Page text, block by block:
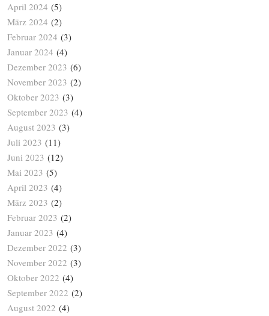
April 2024 (5)
März 2024 (2)
Februar 2024 (3)
Januar 2024 (4)
Dezember 2023 (6)
November 2023 (2)
Oktober 2023 (3)
September 2023 (4)
August 2023 (3)
Juli 2023 (11)
Juni 2023 (12)
Mai 2023 (5)
April 2023 (4)
März 2023 (2)
Februar 2023 (2)
Januar 2023 (4)
Dezember 2022 (3)
November 2022 (3)
Oktober 2022 (4)
September 2022 (2)
August 2022 (4)